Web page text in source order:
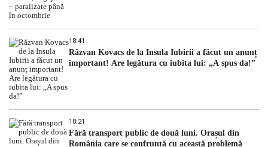
18:41
Răzvan Kovacs de la Insula Iubirii a făcut un anunț
important! Are legătura cu iubita lui: „A spus da!”
18:21
Fără transport public de două luni. Orașul din
România care se confruntă cu această problemă